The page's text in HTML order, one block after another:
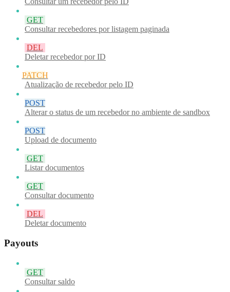
GET
Consultar recebedores por listagem paginada
DEL
Deletar recebedor por ID
PATCH
Atualização de recebedor pelo ID
POST
Alterar o status de um recebedor no ambiente de sandbox
POST
Upload de documento
GET
Listar documentos
GET
Consultar documento
DEL
Deletar documento
Payouts
GET
Consultar saldo